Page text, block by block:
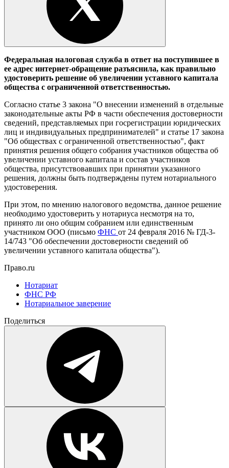
Федеральная налоговая служба в ответ на поступившее в
ее адрес интернет-обращение разъяснила, как правильно
удостоверить решение об увеличении уставного капитала
общества с ограниченной ответственностью.
Согласно статье 3 закона "О внесении изменений в отдельные
законодательные акты РФ в части обеспечения достоверности
сведений, представляемых при госрегистрации юридических
лиц и индивидуальных предпринимателей" и статье 17 закона
"Об обществах с ограниченной ответственностью", факт
принятия решения общего собрания участников общества об
увеличении уставного капитала и состав участников
общества, присутствовавших при принятии указанного
решения, должны быть подтверждены путем нотариального
удостоверения.
При этом, по мнению налогового ведомства, данное решение
необходимо удостоверить у нотариуса несмотря на то,
принято ли оно общим собранием или единственным
участником ООО (письмо ФНС от 24 февраля 2016 № ГД-3-
14/743 "Об обеспечении достоверности сведений об
увеличении уставного капитала общества").
Право.ru
Нотариат
ФНС РФ
Нотариальное заверение
Поделиться